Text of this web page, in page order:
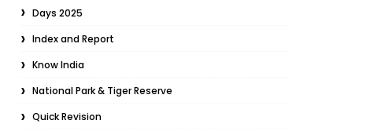
Days 2025
Index and Report
Know India
National Park & Tiger Reserve
Quick Revision